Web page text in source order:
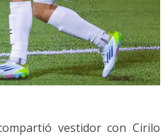
vestidor con Cirilo